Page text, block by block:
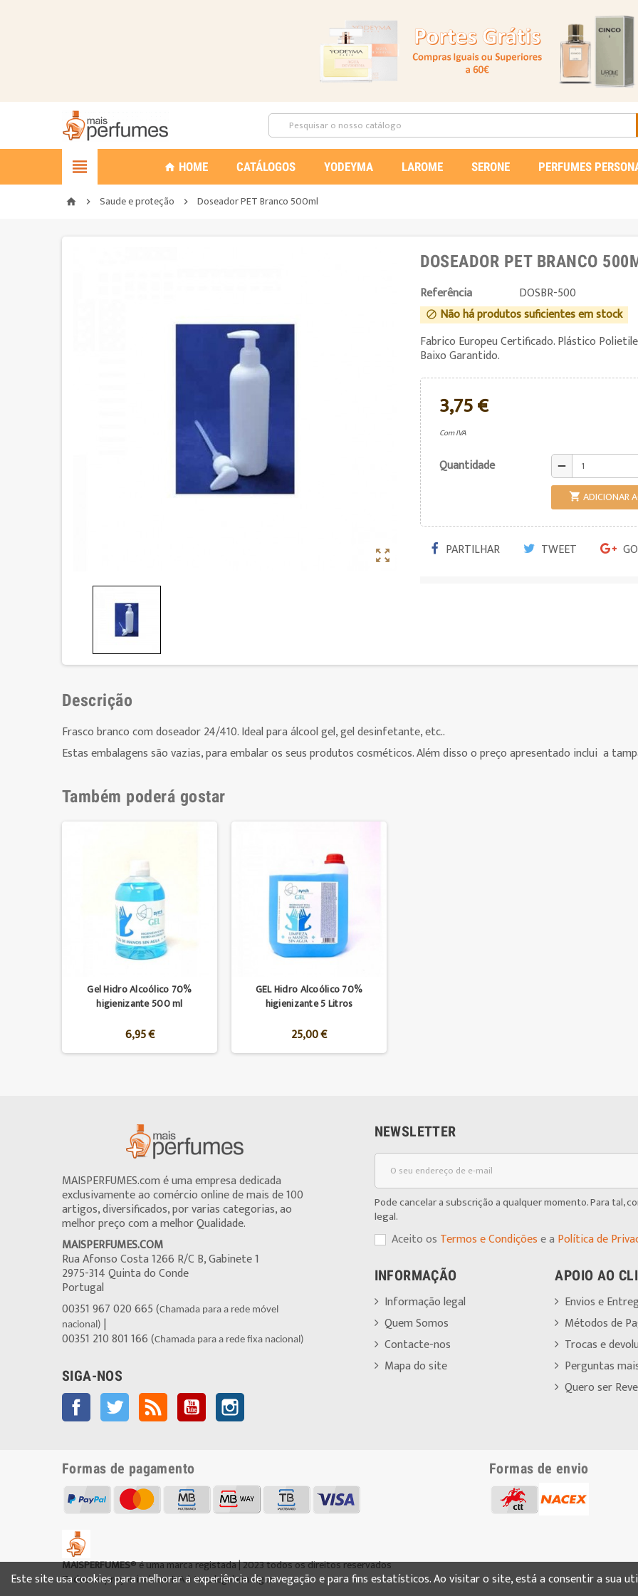
 home HOME CATÁLOGOS YODEYMA LAROME SERONE PERFUMES
home  Saude e proteção  Doseador PET Branco 500ml

DOSEADOR PET BRANCO
Referência DOSBR-500
 Não há produtos suficientes em stock
Fabrico Europeu Certificado. Plástico
Baixo Garantido.
3,75 €
Com IVA
Quantidade remove
 ADICIONAR
PARTILHAR TWEET
Descrição
Frasco branco com doseador 24/410. Ideal para álcool gel, gel desinfetante, etc..
Estas embalagens são vazias, para embalar os seus produtos cosméticos. Além disso o preço apresentado inclui a
Também poderá gostar
Gel Hidro Alcoólico 70%
higienizante 500 ml
6,95 €
GEL Hidro Alcoólico 70%
higienizante 5 Litros
25,00 €
MAISPERFUMES.com é uma empresa dedicada
exclusivamente ao comércio online de mais de 100
artigos, diversificados, por varias categorias, ao
melhor preço com a melhor Qualidade.
MAISPERFUMES.COM
Rua Afonso Costa 1266 R/C B, Gabinete 1
2975-314 Quinta do Conde
Portugal
00351 967 020 665 (Chamada para a rede móvel
nacional) |
00351 210 801 166 (Chamada para a rede fixa nacional)
SIGA-NOS
Facebook Twitter Rss YouTube
NEWSLETTER
Pode cancelar a subscrição a qualquer momento. Para tal,
legal.
Aceito os Termos e Condiçõese a Política de
INFORMAÇÃO
Informação legal
Quem Somos
Contacte-nos
Mapa do site
APOIO AO
Envios e
Métodos de
Trocas e
Perguntas
Quero ser
Formas de pagamento Formas de envio
MAISPERFUMES® é uma marca registada | 2023 todos os direitos reservados
Todos os preços incluem IVA à taxa legal em vigor
Este site usa cookies para melhorar a experiência de navegação e para fins estatísticos. Ao visitar o site, está a consentir a sua